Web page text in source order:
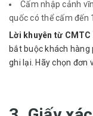
Cấm nhập cảnh
quốc có thể cấm đến
Lời khuyên từ
bắt buộc khách
ghi lại. Hãy chọn đơn